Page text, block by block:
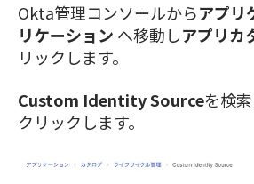
Okta管理コンソールからアプリ
リケーション へ移動しアプリカ
リックします。
Custom Identity Sourceを検索
クリックします。